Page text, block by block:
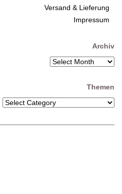
Versand & Lieferung
Impressum
Archiv
Themen